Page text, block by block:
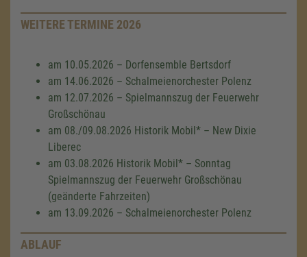
WEITERE TERMINE 2026
am 10.05.2026 – Dorfensemble Bertsdorf
am 14.06.2026 – Schalmeienorchester Polenz
am 12.07.2026 – Spielmannszug der Feuerwehr
Großschönau
am 08./09.08.2026 Historik Mobil* – New Dixie
Liberec
am 03.08.2026 Historik Mobil* – Sonntag
Spielmannszug der Feuerwehr Großschönau
(geänderte Fahrzeiten)
am 13.09.2026 – Schalmeienorchester Polenz
ABLAUF